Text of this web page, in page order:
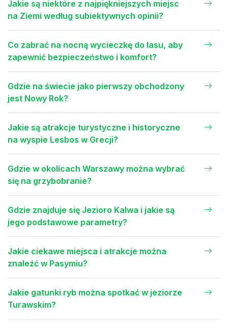
Jakie są niektóre z najpiękniejszych miejsc
na Ziemi według subiektywnych opinii?
Co zabrać na nocną wycieczkę do lasu, aby
zapewnić bezpieczeństwo i komfort?
Gdzie na świecie jako pierwszy obchodzony
jest Nowy Rok?
Jakie są atrakcje turystyczne i historyczne
na wyspie Lesbos w Grecji?
Gdzie w okolicach Warszawy można wybrać
się na grzybobranie?
Gdzie znajduje się Jezioro Kalwa i jakie są
jego podstawowe parametry?
Jakie ciekawe miejsca i atrakcje można
znaleźć w Pasymiu?
Jakie gatunki ryb można spotkać w jeziorze
Turawskim?